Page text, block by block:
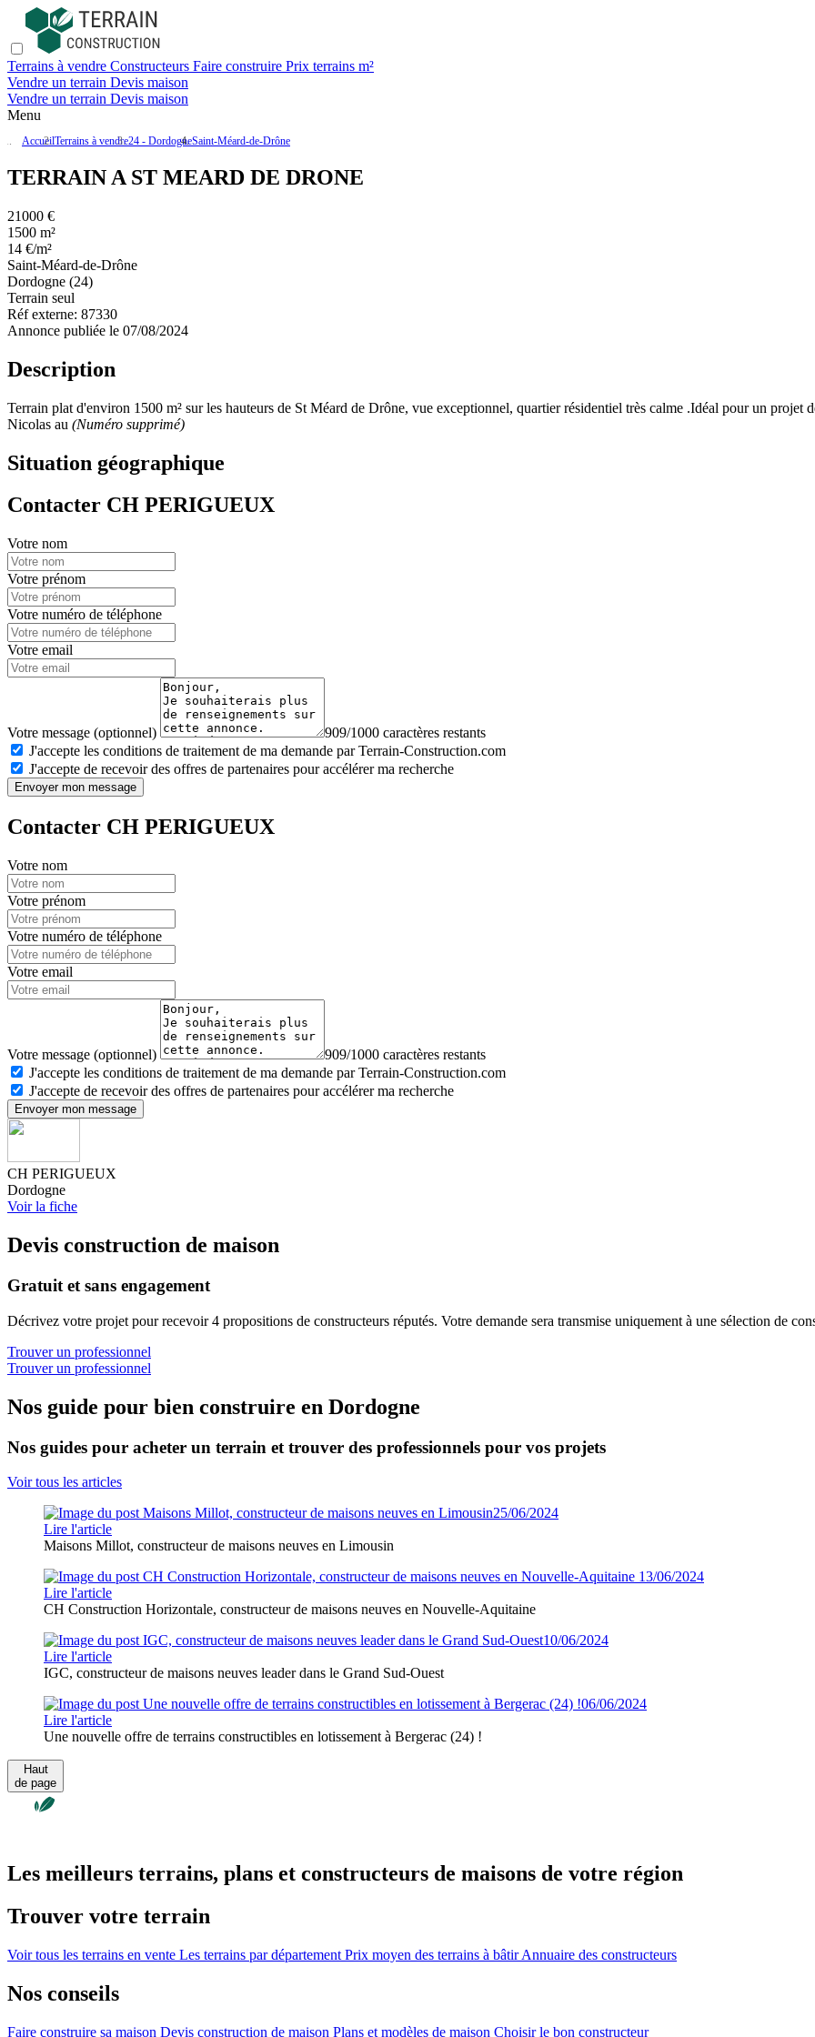
Terrains à vendre Constructeurs Faire construire Prix terrains m²
Vendre un terrain Devis maison
Vendre un terrain Devis maison
Menu
AccueilTerrains à vendre24 - DordogneSaint-Méard-de-Drône
TERRAIN A ST MEARD DE DRONE
21000 €
1500 m²
14 €/m²
Saint-Méard-de-Drône
Dordogne (24)
Terrain seul
Réf externe: 87330
Annonce publiée le 07/08/2024
Description
Terrain plat d'environ 1500 m² sur les hauteurs de St Méard de Drône, vue exceptionnel, quartier résidentiel très calme .Idéal pour un projet
Nicolas au (Numéro supprimé)
Situation géographique
Contacter CH PERIGUEUX
Votre nom
Votre prénom
Votre numéro de téléphone
Votre email
Votre message (optionnel)
909/1000 caractères restants
J'accepte les conditions de traitement de ma demande par Terrain-Construction.com
J'accepte de recevoir des offres de partenaires pour accélérer ma recherche
Envoyer mon message
Contacter CH PERIGUEUX
Votre nom
Votre prénom
Votre numéro de téléphone
Votre email
Votre message (optionnel)
909/1000 caractères restants
J'accepte les conditions de traitement de ma demande par Terrain-Construction.com
J'accepte de recevoir des offres de partenaires pour accélérer ma recherche
Envoyer mon message
CH PERIGUEUX
Dordogne
Voir la fiche
Devis construction de maison
Gratuit et sans engagement
Décrivez votre projet pour recevoir 4 propositions de constructeurs réputés. Votre demande sera transmise uniquement à une sélection de
Trouver un professionnel
Trouver un professionnel
Nos guide pour bien construire en Dordogne
Nos guides pour acheter un terrain et trouver des professionnels pour vos projets
Voir tous les articles
25/06/2024
Lire l'article
Maisons Millot, constructeur de maisons neuves en Limousin
13/06/2024
Lire l'article
CH Construction Horizontale, constructeur de maisons neuves en Nouvelle-Aquitaine
10/06/2024
Lire l'article
IGC, constructeur de maisons neuves leader dans le Grand Sud-Ouest
06/06/2024
Lire l'article
Une nouvelle offre de terrains constructibles en lotissement à Bergerac (24) !
Haut
de page
Les meilleurs terrains, plans et constructeurs de maisons de votre région
Trouver votre terrain
Voir tous les terrains en vente Les terrains par département Prix moyen des terrains à bâtirAnnuaire des constructeurs
Nos conseils
Faire construire sa maison Devis construction de maison Plans et modèles de maison Choisir le bon constructeur